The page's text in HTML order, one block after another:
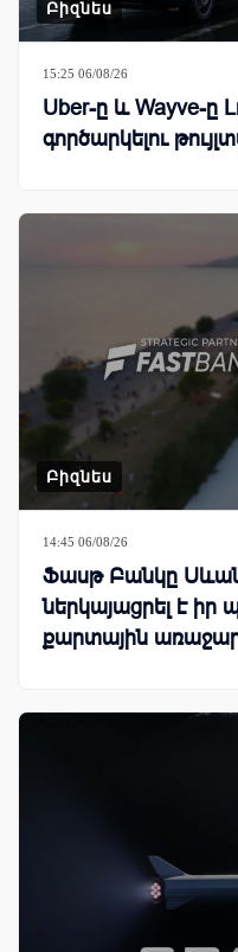
Բիզնես
15:25 06/08/26
Uber-ը և Wayve-ը
գործարկելու
Բիզնես
14:45 06/08/26
Ֆասթ Բանկը
ներկայացրել է իր
քարտային